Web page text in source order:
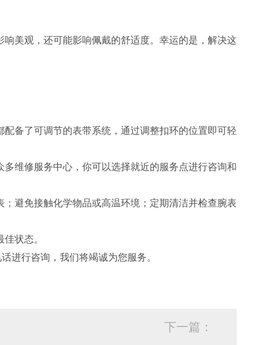
美观，还可能影响佩戴的舒适度。幸运的是，解决这
备了可调节的表带系统，通过调整扣环的位置即可轻
维修服务中心，你可以选择就近的服务点进行咨询和
避免接触化学物品或高温环境；定期清洁并检查腕表
状态。
进行咨询，我们将竭诚为您服务。
下一篇：